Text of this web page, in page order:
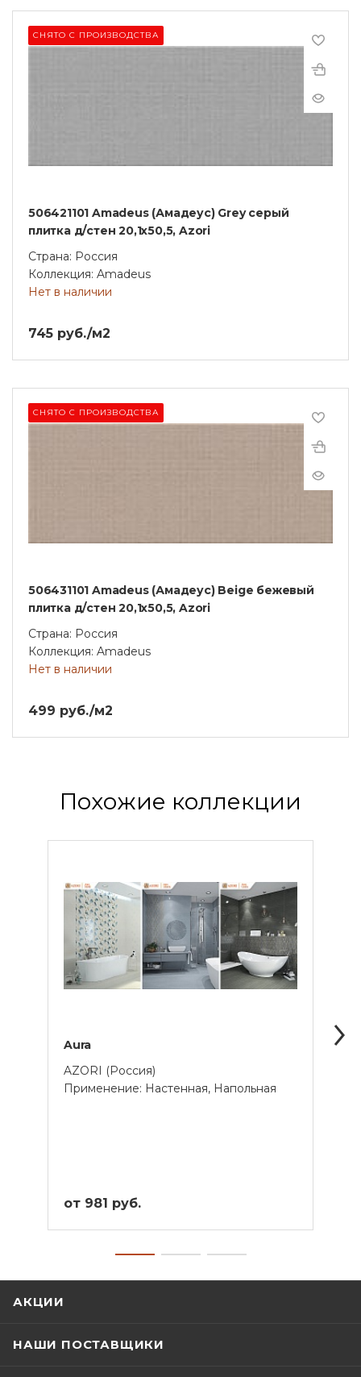
СНЯТО С ПРОИЗВОДСТВА
506421101 Amadeus (Амадеус) Grey серый
плитка д/стен 20,1х50,5, Azori
Страна: Россия
Коллекция: Amadeus
Нет в наличии
745 руб./м2
СНЯТО С ПРОИЗВОДСТВА
506431101 Amadeus (Амадеус) Beige бежевый
плитка д/стен 20,1х50,5, Azori
Страна: Россия
Коллекция: Amadeus
Нет в наличии
499 руб./м2
Похожие коллекции
Aura
AZORI (Россия)
Применение: Настенная, Напольная
от 981 руб.
АКЦИИ
НАШИ ПОСТАВЩИКИ